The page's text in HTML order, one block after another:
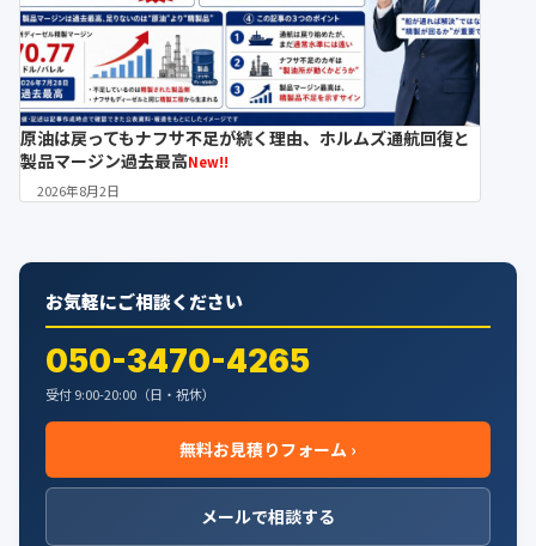
原油は戻ってもナフサ不足が続く理由、ホルムズ通航回復と
製品マージン過去最高New!!
2026年8月2日
お気軽にご相談ください
050-3470-4265
受付 9:00-20:00（日・祝休）
無料お見積りフォーム ›
メールで相談する